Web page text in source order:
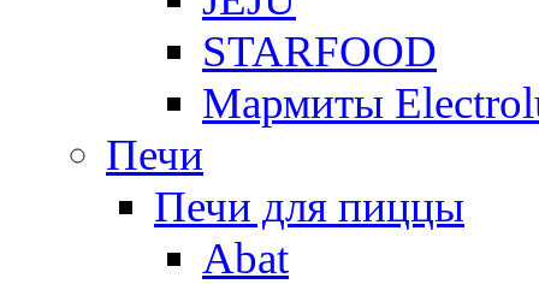
STARFOOD
Мармиты
Печи
Печи для пиццы
Abat